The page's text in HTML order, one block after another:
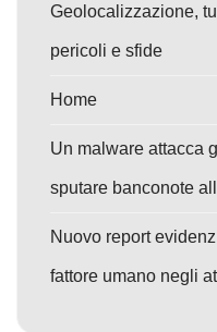
Geolocalizzazione,
pericoli e sfide
Home
Un malware attacca
sputare banconote
Nuovo report
fattore umano negli